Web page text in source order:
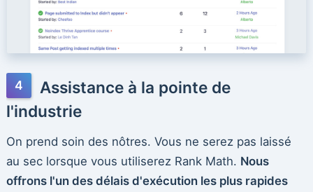
Assistance à la pointe de
l'industrie
On prend soin des nôtres. Vous ne serez pas laissé
au sec lorsque vous utiliserez Rank Math. Nous
offrons l'un des délais d'exécution les plus rapides